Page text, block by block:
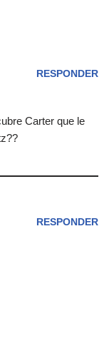
RESPONDER
Carter que le
RESPONDER